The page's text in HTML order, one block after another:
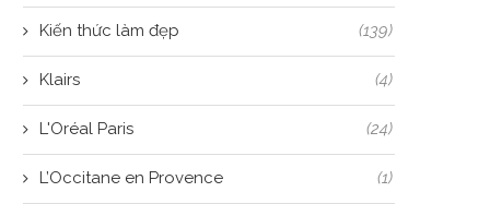
Kiến thức làm đẹp (139)
Klairs (4)
L'Oréal Paris (24)
L’Occitane en Provence (1)